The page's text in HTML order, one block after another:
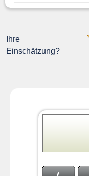
Ihre
Einschätzung?